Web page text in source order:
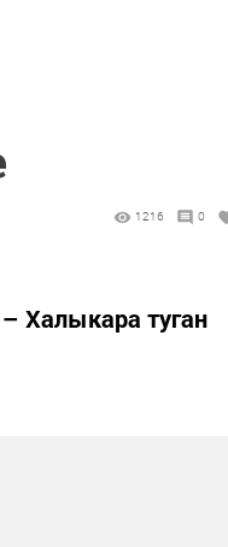
1216 0
Халыкара туган